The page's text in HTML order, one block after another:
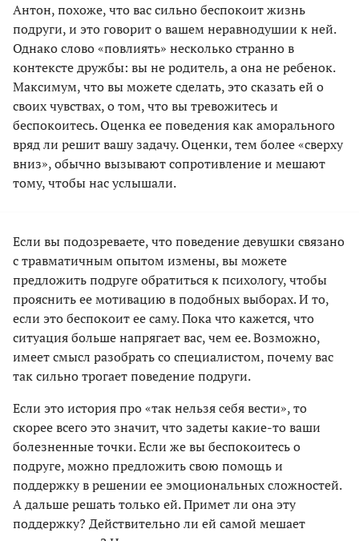
Антон, похоже, что вас сильно беспокоит жизнь
подруги, и это говорит о вашем неравнодушии к ней.
Однако слово «повлиять» несколько странно в
контексте дружбы: вы не родитель, а она не ребенок.
Максимум, что вы можете сделать, это сказать ей о
своих чувствах, о том, что вы тревожитесь и
беспокоитесь. Оценка ее поведения как аморального
вряд ли решит вашу задачу. Оценки, тем более «сверху
вниз», обычно вызывают сопротивление и мешают
тому, чтобы нас услышали.
Если вы подозреваете, что поведение девушки связано
с травматичным опытом измены, вы можете
предложить подруге обратиться к психологу, чтобы
прояснить ее мотивацию в подобных выборах. И то,
если это беспокоит ее саму. Пока что кажется, что
ситуация больше напрягает вас, чем ее. Возможно,
имеет смысл разобрать со специалистом, почему вас
так сильно трогает поведение подруги.
Если это история про «так нельзя себя вести», то
скорее всего это значит, что задеты какие-то ваши
болезненные точки. Если же вы беспокоитесь о
подруге, можно предложить свою помощь и
поддержку в решении ее эмоциональных сложностей.
А дальше решать только ей. Примет ли она эту
поддержку? Действительно ли ей самой мешает